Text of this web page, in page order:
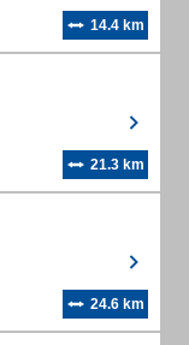
14.4 km
21.3 km
24.6 km